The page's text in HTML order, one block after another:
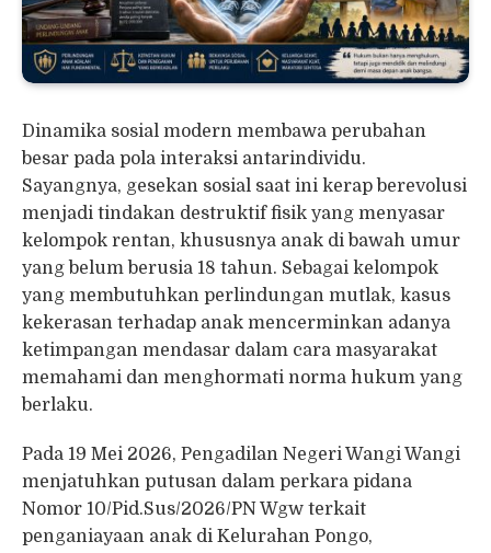
Dinamika sosial modern membawa perubahan
besar pada pola interaksi antarindividu.
Sayangnya, gesekan sosial saat ini kerap berevolusi
menjadi tindakan destruktif fisik yang menyasar
kelompok rentan, khususnya anak di bawah umur
yang belum berusia 18 tahun. Sebagai kelompok
yang membutuhkan perlindungan mutlak, kasus
kekerasan terhadap anak mencerminkan adanya
ketimpangan mendasar dalam cara masyarakat
memahami dan menghormati norma hukum yang
berlaku.
Pada 19 Mei 2026, Pengadilan Negeri Wangi Wangi
menjatuhkan putusan dalam perkara pidana
Nomor 10/Pid.Sus/2026/PN Wgw terkait
penganiayaan anak di Kelurahan Pongo,